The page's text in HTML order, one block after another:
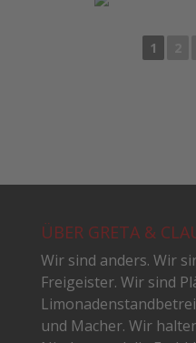
1
ÜBER GRETA &
Wir sind anders. Wir
Freigeister. Wir sind
und Macher. Wir